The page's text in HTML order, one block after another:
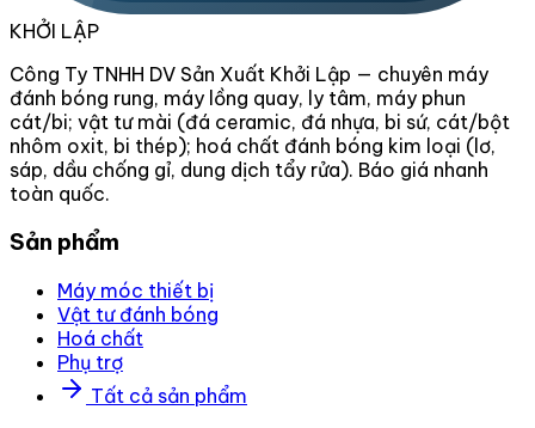
KHỞI LẬP
Công Ty TNHH DV Sản Xuất Khởi Lập — chuyên máy
đánh bóng rung, máy lồng quay, ly tâm, máy phun
cát/bi; vật tư mài (đá ceramic, đá nhựa, bi sứ, cát/bột
nhôm oxit, bi thép); hoá chất đánh bóng kim loại (lơ,
sáp, dầu chống gỉ, dung dịch tẩy rửa). Báo giá nhanh
toàn quốc.
Sản phẩm
Máy móc thiết bị
Vật tư đánh bóng
Hoá chất
Phụ trợ
Tất cả sản phẩm